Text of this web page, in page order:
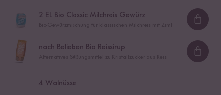
2 EL Bio Classic Milchreis Gewürz
nach Belieben Bio Reissirup
4 Walnüsse